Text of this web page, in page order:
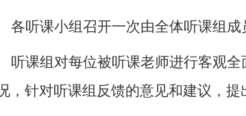
各听课小组召开一次由全体听课组成
听课组对每位被听课老师进行客观
，针对听课组反馈的意见和建议，提